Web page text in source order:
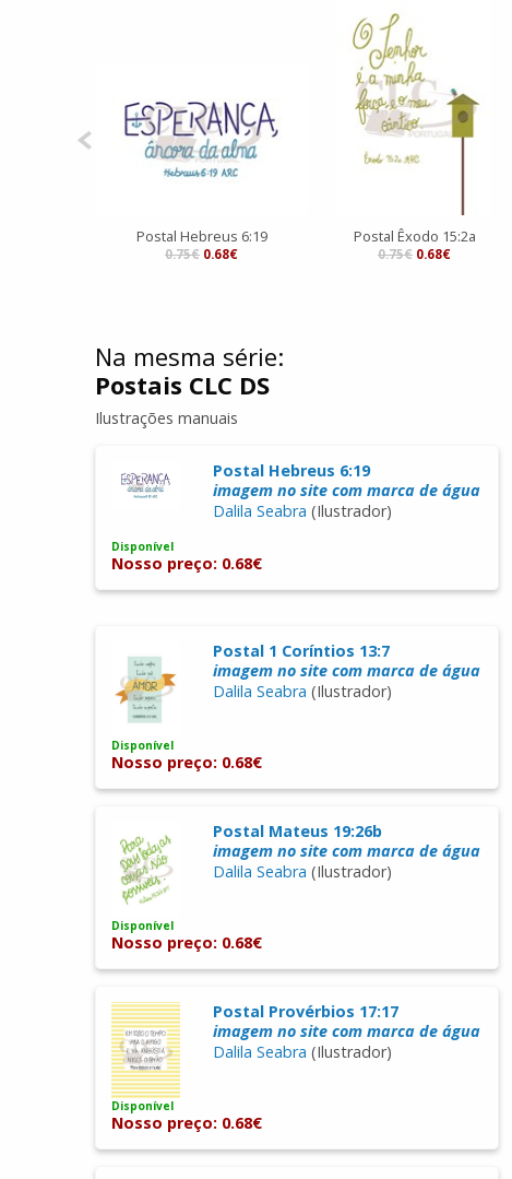
Postal Hebreus 6:19
0.75€ 0.68€
Postal Êxodo 15:2a
0.75€ 0.68€
Na mesma série:
Postais CLC DS
Ilustrações manuais
Postal Hebreus 6:19
imagem no site com marca de água
Dalila Seabra (Ilustrador)
Disponível
Nosso preço: 0.68€
Postal 1 Coríntios 13:7
imagem no site com marca de água
Dalila Seabra (Ilustrador)
Disponível
Nosso preço: 0.68€
Postal Mateus 19:26b
imagem no site com marca de água
Dalila Seabra (Ilustrador)
Disponível
Nosso preço: 0.68€
Postal Provérbios 17:17
imagem no site com marca de água
Dalila Seabra (Ilustrador)
Disponível
Nosso preço: 0.68€